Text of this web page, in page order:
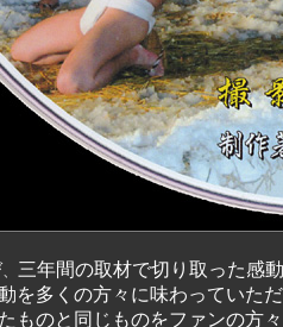
、 三年間の取材で切り取った感
多くの方々に味わっていただき
ものと同じものをファンの方